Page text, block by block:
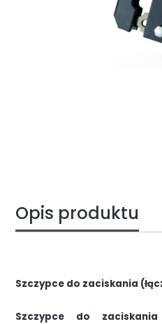
Opis produktu
Szczypce do zaciskania
Szczypce do zaciskania